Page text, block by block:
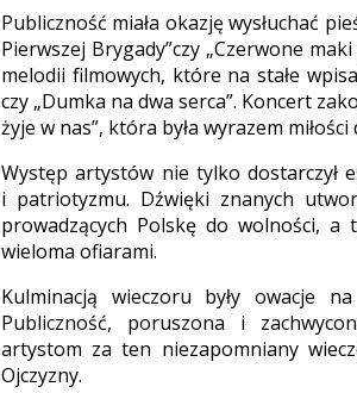
Publiczność miała okazję wysłuchać
Pierwszej Brygady”czy „Czerwone
melodii filmowych, które na stałe
czy „Dumka na dwa serca”. Koncert
żyje w nas”, która była wyrazem
Występ artystów nie tylko dostarczył
i patriotyzmu. Dźwięki znanych
prowadzących Polskę do wolności,
wieloma ofiarami.
Kulminacją wieczoru były owacje
Publiczność, poruszona i
artystom za ten niezapomniany
Ojczyzny.